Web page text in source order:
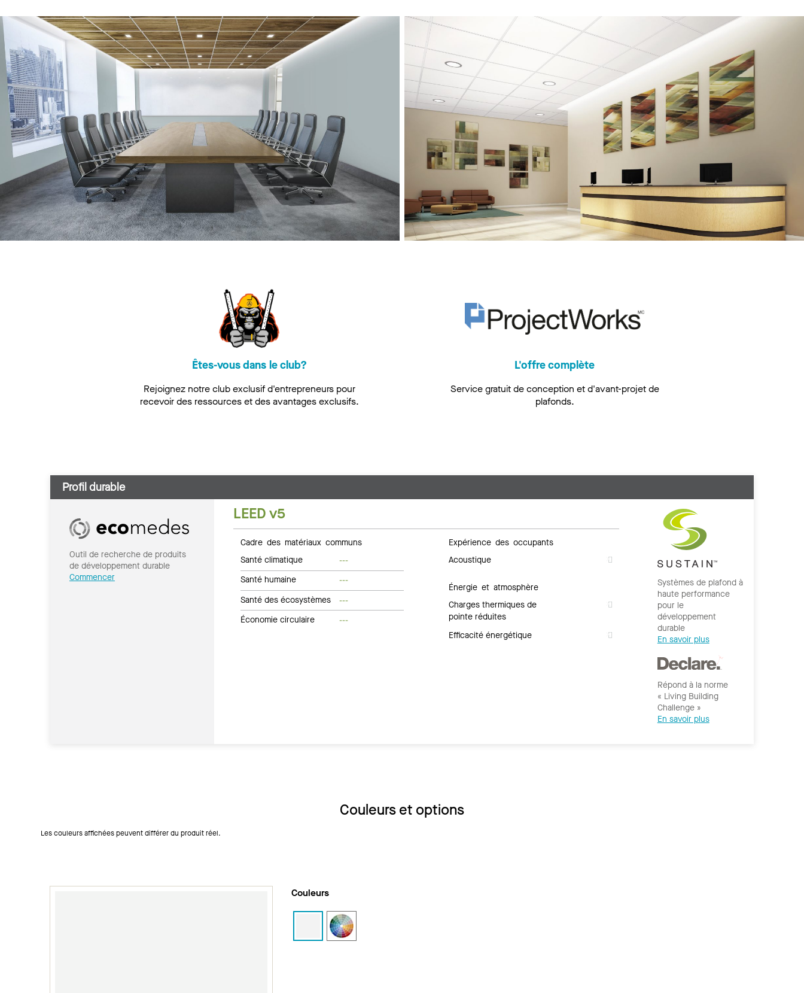
Êtes-vous dans le club?
Rejoignez notre club exclusif d'entrepreneurs pour
recevoir des ressources et des avantages exclusifs.
L'offre complète
Service gratuit de conception et d'avant-projet de
plafonds.
Profil durable
Outil de recherche de produits
de développement durable
Commencer
LEED v5
Cadre des matériaux communs
Santé climatique
---
Santé humaine
---
Santé des écosystèmes
---
Économie circulaire
---
Expérience des occupants
Acoustique
Énergie et atmosphère
Charges thermiques de
pointe réduites
Efficacité énergétique
Systèmes de plafond à
haute performance
pour le
développement
durable
En savoir plus
Répond à la norme
« Living Building
Challenge »
En savoir plus
Couleurs et options
Les couleurs affichées peuvent différer du produit réel.
Couleurs